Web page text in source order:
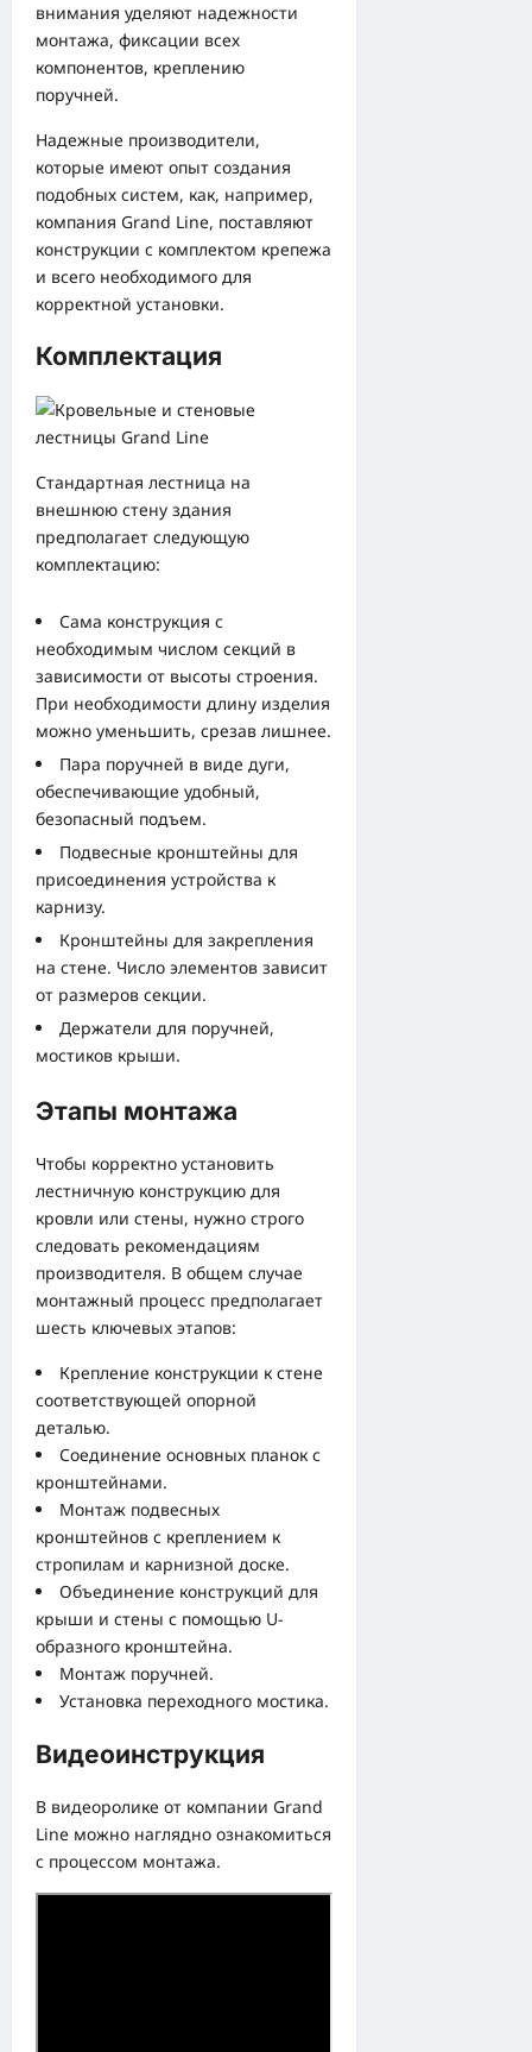
внимания уделяют надежности
монтажа, фиксации всех
компонентов, креплению
поручней.
Надежные производители,
которые имеют опыт создания
подобных систем, как, например,
компания Grand Line, поставляют
конструкции с комплектом крепежа
и всего необходимого для
корректной установки.
Комплектация
Стандартная лестница на
внешнюю стену здания
предполагает следующую
комплектацию:
Сама конструкция с
необходимым числом секций в
зависимости от высоты строения.
При необходимости длину изделия
можно уменьшить, срезав лишнее.
Пара поручней в виде дуги,
обеспечивающие удобный,
безопасный подъем.
Подвесные кронштейны для
присоединения устройства к
карнизу.
Кронштейны для закрепления
на стене. Число элементов зависит
от размеров секции.
Держатели для поручней,
мостиков крыши.
Этапы монтажа
Чтобы корректно установить
лестничную конструкцию для
кровли или стены, нужно строго
следовать рекомендациям
производителя. В общем случае
монтажный процесс предполагает
шесть ключевых этапов:
Крепление конструкции к стене
соответствующей опорной
деталью.
Соединение основных планок с
кронштейнами.
Монтаж подвесных
кронштейнов с креплением к
стропилам и карнизной доске.
Объединение конструкций для
крыши и стены с помощью U-
образного кронштейна.
Монтаж поручней.
Установка переходного мостика.
Видеоинструкция
В видеоролике от компании Grand
Line можно наглядно ознакомиться
с процессом монтажа.